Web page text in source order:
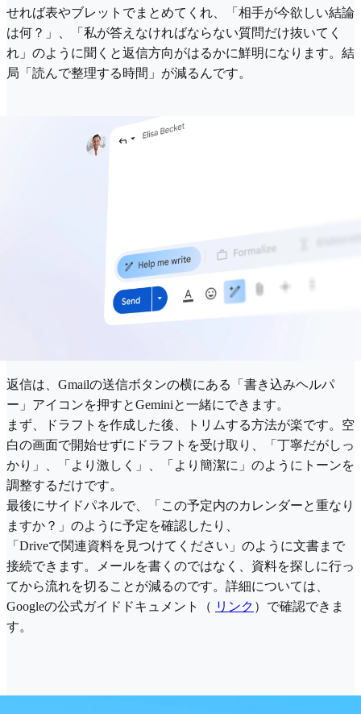
せれば表やブレットでまとめてくれ、「相手が今欲しい結論
は何？」、「私が答えなければならない質問だけ抜いてく
れ」のように聞くと返信方向がはるかに鮮明になります。結
局「読んで整理する時間」が減るんです。
返信は、Gmailの送信ボタンの横にある「書き込みヘルパ
ー」アイコンを押すとG​​eminiと一緒にできます。
まず、ドラフトを作成した後、トリムする方法が楽です。空
白の画面で開始せずにドラフトを受け取り、「丁寧だがしっ
かり」、「より激しく」、「より簡潔に」のようにトーンを
調整するだけです。
最後にサイドパネルで、「この予定内のカレンダーと重なり
ますか？」のように予定を確認したり、
「Driveで関連資料を見つけてください」のように文書まで
接続できます。メールを書くのではなく、資料を探しに行っ
てから流れを切ることが減るのです。詳細については、
Googleの公式ガイドドキュメント（ リンク ）で確認できま
す。